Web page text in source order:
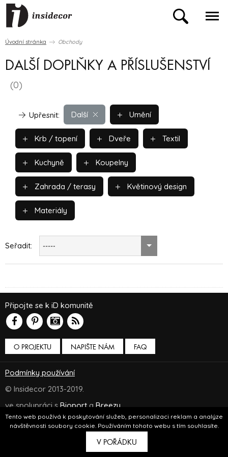
Tento web používá k poskytování služeb, personalizaci reklam a analýze
návštěvnosti soubory cookie. Používáním tohoto webu s tím souhlasíte.
V POŘÁDKU
Úvodní stránka Obchody
DALŠÍ DOPLŇKY A PŘÍSLUŠENSTVÍ
(0)
Další
Upřesnit: Umění
Krb / topení Dveře Textil
Kuchyně Koupelny
Zahrada / terasy Květinový design
Materiály
Seřadit: -----
O PROJEKTU NAPIŠTE NÁM
Připojte se k iD komunitě
FAQ
Podmínky používání
© Insidecor 2013-2019.
ve spolupráci s Bioport a Breezy